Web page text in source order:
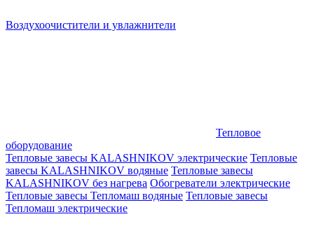
Воздухоочистители и увлажнители
Тепловое
оборудование
Тепловые завесы KALASHNIKOV электрические Тепловые
завесы KALASHNIKOV водяные Тепловые завесы
KALASHNIKOV без нагрева Обогреватели электрические
Тепловые завесы Тепломаш водяные Тепловые завесы
Тепломаш электрические